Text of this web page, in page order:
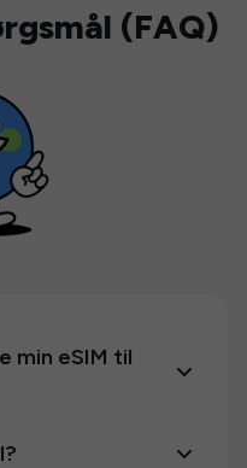
(FAQ)
min eSIM til